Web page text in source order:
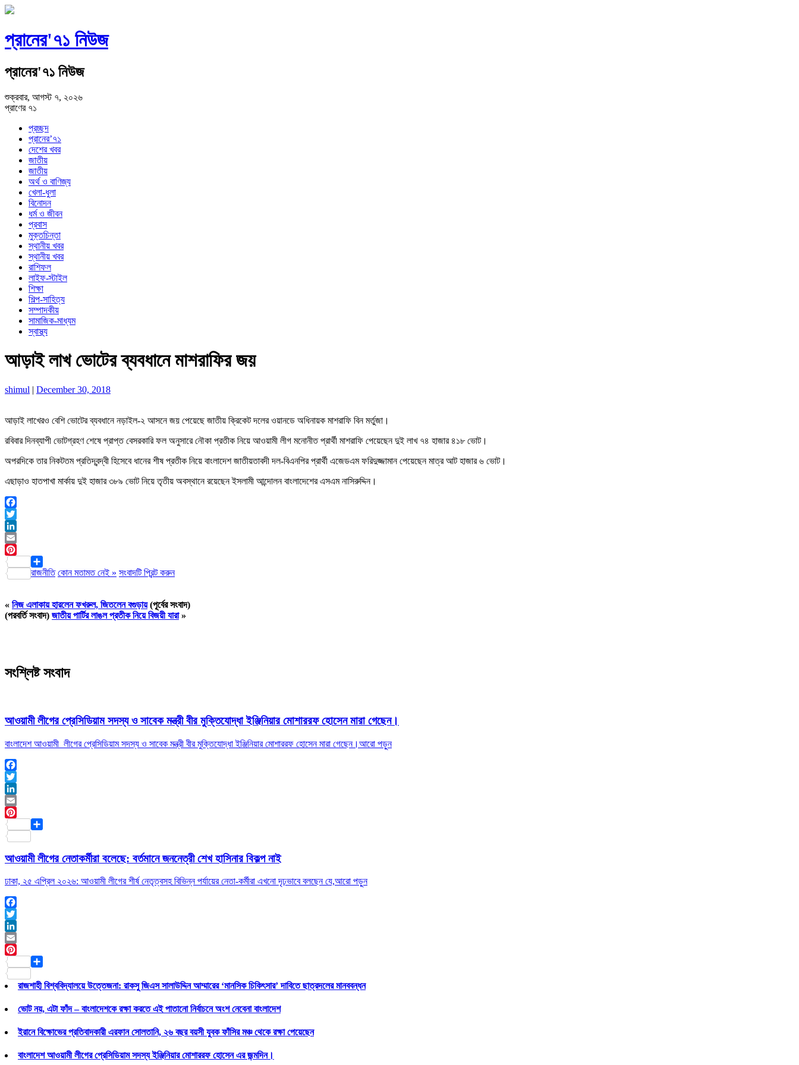
প্রানের'৭১ নিউজ
প্রানের'৭১ নিউজ
শুক্রবার, আগস্ট ৭, ২০২৬
প্রাণের ৭১
প্রচ্ছদ
প্রানের’৭১
দেশের খবর
জাতীয়
জাতীয়
অর্থ ও বাণিজ্য
খেলা-ধুলা
বিনোদন
ধর্ম ও জীবন
প্রবাস
মুক্তচিন্তা
স্থানীয় খবর
স্থানীয় খবর
রাশিফল
লাইফ-স্টাইল
শিক্ষা
শিল্প-সাহিত্য
সম্পাদকীয়
সামাজিক-মাধ্যম
স্বাস্থ্য
আড়াই লাখ ভোটের ব্যবধানে মাশরাফির জয়
shimul | December 30, 2018
আড়াই লাখেরও বেশি ভোটের ব্যবধানে নড়াইল-২ আসনে জয় পেয়েছে জাতীয় ক্রিকেট দলের ওয়ানডে অধিনায়ক মাশরাফি বিন মর্তুজা।
রবিবার দিনব্যাপী ভোটগ্রহণ শেষে প্রাপ্ত বেসরকারি ফল অনুসারে নৌকা প্রতীক নিয়ে আওয়ামী লীগ মনোনীত প্রার্থী মাশরাফি পেয়েছেন দুই লাখ ৭৪ হাজার ৪১৮ ভোট।
অপরদিকে তার নিকটতম প্রতিদ্বন্দ্বী হিসেবে ধানের শীষ প্রতীক নিয়ে বাংলাদেশ জাতীয়তাবদী দল-বিএনপির প্রার্থী এজেডএম ফরিদুজ্জামান পেয়েছেন মাত্র আট হাজার ৬ ভোট।
এছাড়াও হাতপাখা মার্কায় দুই হাজার ৩৮৯ ভোট নিয়ে তৃতীয় অবস্থানে রয়েছেন ইসলামী আন্দোলন বাংলাদেশের এসএম নাসিরুদ্দিন।
Facebook
Twitter
LinkedIn
Email
Pinterest
Share
রাজনীতি কোন মতামত নেই » সংবাদটি প্রিন্ট করুন
« নিজ এলাকায় হারলেন ফখরুল, জিতলেন বগুড়ায়(পূর্বের সংবাদ)
(পরবর্তি সংবাদ) জাতীয় পার্টির লাঙল প্রতীক নিয়ে বিজয়ী যারা»
সংশ্লিষ্ট সংবাদ
আওয়ামী লীগের প্রেসিডিয়াম সদস্য ও সাবেক মন্ত্রী বীর মুক্তিযোদ্ধা ইঞ্জিনিয়ার মোশাররফ হোসেন মারা গেছেন।
বাংলাদেশ আওয়ামী লীগের প্রেসিডিয়াম সদস্য ও সাবেক মন্ত্রী বীর মুক্তিযোদ্ধা ইঞ্জিনিয়ার মোশাররফ হোসেন মারা গেছেন। আরো পড়ুন
Facebook
Twitter
LinkedIn
Email
Pinterest
আওয়ামী লীগের নেতাকর্মীরা বলেছে: বর্তমানে জননেত্রী শেখ হাসিনার বিকল্প নাই
ঢাকা, ২৫ এপ্রিল ২০২৬: আওয়ামী লীগের শীর্ষ নেতৃত্বসহ বিভিন্ন পর্যায়ের নেতা-কর্মীরা এখনো দৃঢ়ভাবে বলছেন যে,আরো পড়ুন
Facebook
Twitter
LinkedIn
Email
Pinterest
রাজশাহী বিশ্ববিদ্যালয়ে উত্তেজনা: রাকসু জিএস সালাউদ্দিন আম্মারের ‘মানসিক চিকিৎসার’ দাবিতে ছাত্রদলের মানববন্ধন
ভোট নয়, এটা ফাঁদ – বাংলাদেশকে রক্ষা করতে এই পাতানো নির্বাচনে অংশ নেবেনা বাংলাদেশ
ইরানে বিক্ষোভের প্রতিবাদকারী এরফান সোলতানি, ২৬ বছর বয়সী যুবক ফাঁসির মঞ্চ থেকে রক্ষা পেয়েছেন
বাংলাদেশ আওয়ামী লীগের প্রেসিডিয়াম সদস্য ইঞ্জিনিয়ার মোশাররফ হোসেন এর জন্মদিন।